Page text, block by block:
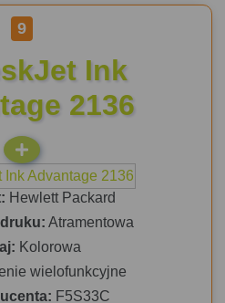
9
Ink
2136
Hewlett Packard
Atramentowa
Kolorowa
wielofunkcyjne
F5S33C